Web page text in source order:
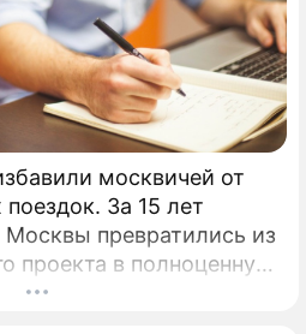
москвичей от
За 15 лет
превратились из
проекта в полноценную
уже сложно